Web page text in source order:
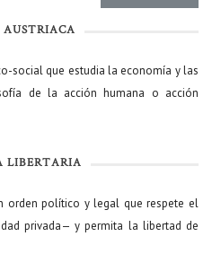
AUSTRIACA
social que estudia la economía y las
de la acción humana o acción
LIBERTARIA
orden político y legal que respete el
privada— y permita la libertad de